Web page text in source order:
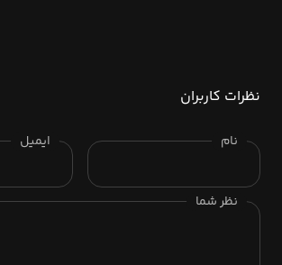
نظرات کاربران
نام ایمیل
نظر شما